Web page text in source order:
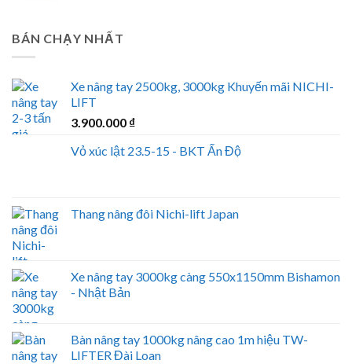
BÁN CHẠY NHẤT
Xe nâng tay 2500kg, 3000kg Khuyến mãi NICHI-
LIFT
3.900.000 ₫
Vỏ xúc lật 23.5-15 - BKT Ấn Độ
Thang nâng đôi Nichi-lift Japan
Xe nâng tay 3000kg càng 550x1150mm Bishamon
- Nhật Bản
Bàn nâng tay 1000kg nâng cao 1m hiệu TW-
LIFTER Đài Loan